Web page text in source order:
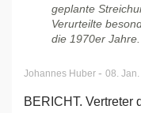
geplante
Verurteilte
die 1970er Jahre.
Johannes Huber - 08.
BERICHT. Vertreter